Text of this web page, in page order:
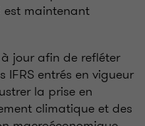
est maintenant
jour afin de refléter
IFRS entrés en vigueur
la prise en
climatique et des